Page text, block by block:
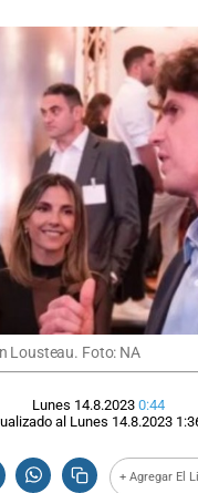
Lousteau. Foto: NA
Lunes 14.8.2023 0:44
al Lunes 14.8.2023
+ Agregar El